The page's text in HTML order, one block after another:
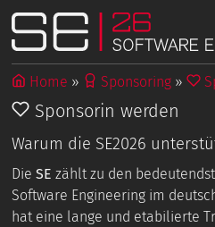
Home Sponsoring
Sponsorin werden
Warum die SE2026
DieSE zählt zu den
Software Engineering im
hat eine lange und etabilierte